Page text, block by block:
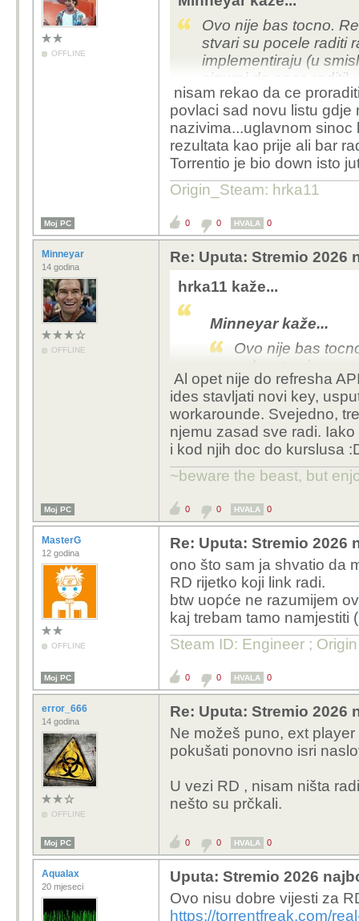
OFFLINE
Ovo nije bas tocno.
stvari su pocele raditi
implementiraju (u
sigurni da nece
nazivati drukcije
neke stvari rade, al
pitanje je koji su iduci
vise toga blokirati.
nisam rekao da ce
povlaci sad novu listu gdje
nazivima...uglavnom
rezultata kao prije ali bar
Torrentio je bio down isto
Origin_Steam: hrka11
Moj PC 0 0 HVALA 0
Minneyar
14 godina
OFFLINE
Re: Uputa: Stremio 2026
hrka11 kaže...
Minneyar kaže...
Ovo nije bas
neke stvari su
koje scraperi
rezultat za koji su
release grupe
izbjegnu
sve sto je bilo
su iduci koraci
nisam rekao da ce
refreshanjem povlaci
drugim
normalno...nema
Torrentio je bio down
Al opet nije do refresha
ides stavljati novi key,
workarounde. Svejedno,
njemu zasad sve radi.
i kod njih doc do kurslusa
~beware the beast, but
Moj PC 0 0 HVALA 0
MasterG
12 godina
OFFLINE
Re: Uputa: Stremio 2026
ono što sam ja shvatio da
RD rijetko koji link radi.
btw uopće ne razumijem
kaj trebam tamo namjestiti
Steam ID: Engineer ;
Moj PC 0 0 HVALA 0
error_666
14 godina
OFFLINE
Re: Uputa: Stremio 2026
Ne možeš puno, ext
pokušati ponovno isri
U vezi RD , nisam ništa
nešto su prčkali.
Moj PC 0 0 HVALA 0
Aqualax
20 mjeseci
Uputa: Stremio 2026
Ovo nisu dobre vijesti za
https://torrentfreak.com/